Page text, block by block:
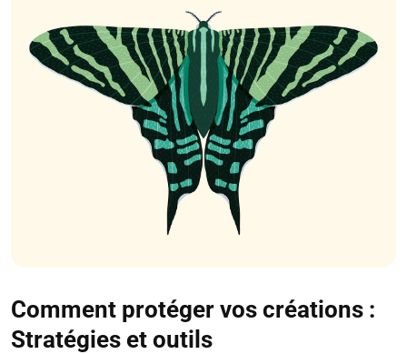
Comment protéger vos créations :
Stratégies et outils